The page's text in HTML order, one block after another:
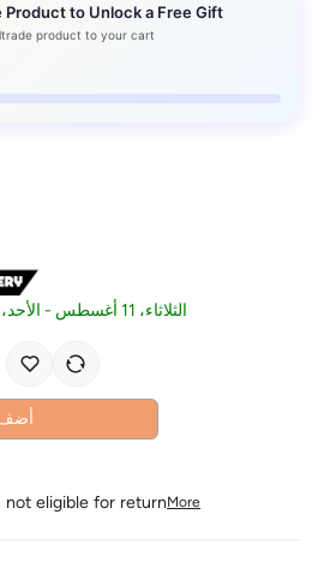
Product to Unlock a Free Gift
product to your cart
الثلاثاء، 11 أغسطس - الأحد، 16 أغسطس
أضف
not eligible for returnMore